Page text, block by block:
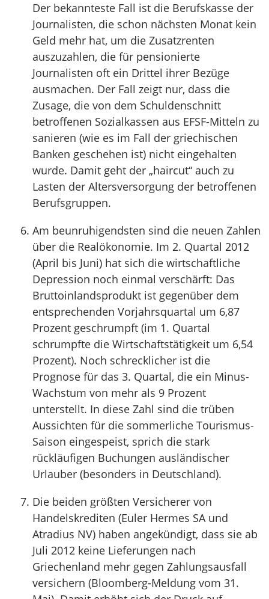
Der bekannteste Fall ist die Berufskasse der
Journalisten, die schon nächsten Monat kein
Geld mehr hat, um die Zusatzrenten
auszuzahlen, die für pensionierte
Journalisten oft ein Drittel ihrer Bezüge
ausmachen. Der Fall zeigt nur, dass die
Zusage, die von dem Schuldenschnitt
betroffenen Sozialkassen aus EFSF-Mitteln zu
sanieren (wie es im Fall der griechischen
Banken geschehen ist) nicht eingehalten
wurde. Damit geht der „haircut“ auch zu
Lasten der Altersversorgung der betroffenen
Berufsgruppen.
Am beunruhigendsten sind die neuen Zahlen
über die Realökonomie. Im 2. Quartal 2012
(April bis Juni) hat sich die wirtschaftliche
Depression noch einmal verschärft: Das
Bruttoinlandsprodukt ist gegenüber dem
entsprechenden Vorjahrsquartal um 6,87
Prozent geschrumpft (im 1. Quartal
schrumpfte die Wirtschaftstätigkeit um 6,54
Prozent). Noch schrecklicher ist die
Prognose für das 3. Quartal, die ein Minus-
Wachstum von mehr als 9 Prozent
unterstellt. In diese Zahl sind die trüben
Aussichten für die sommerliche Tourismus-
Saison eingespeist, sprich die stark
rückläufigen Buchungen ausländischer
Urlauber (besonders in Deutschland).
Die beiden größten Versicherer von
Handelskrediten (Euler Hermes SA und
Atradius NV) haben angekündigt, dass sie ab
Juli 2012 keine Lieferungen nach
Griechenland mehr gegen Zahlungsausfall
versichern (Bloomberg-Meldung vom 31.